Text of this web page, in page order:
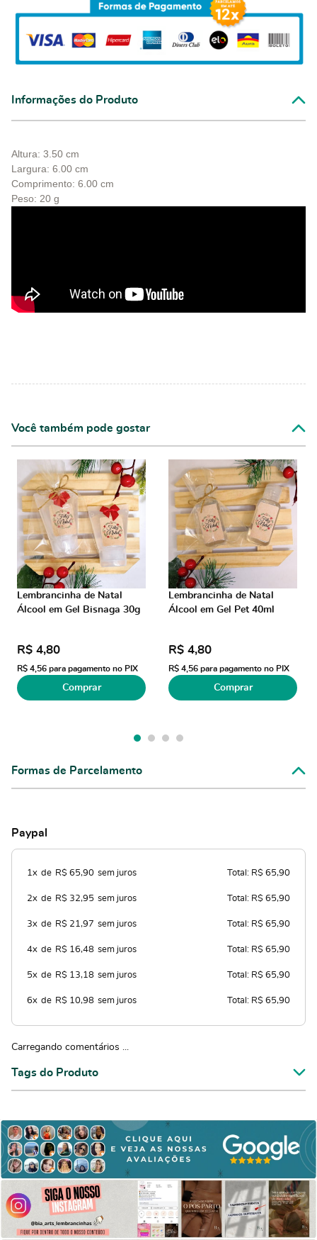
Informações do Produto
Altura: 3.50 cm
Largura: 6.00 cm
Comprimento: 6.00 cm
Peso: 20 g
Você também pode gostar
Lembrancinha de Natal
Álcool em Gel Bisnaga 30g
R$ 4,80
R$ 4,56 para pagamento no PIX
Comprar
Lembrancinha de Natal
Álcool em Gel Pet 40ml
R$ 4,80
R$ 4,56 para pagamento no PIX
Comprar
Formas de Parcelamento
Paypal
1x de R$ 65,90 sem juros Total: R$ 65,90
2x de R$ 32,95 sem juros Total: R$ 65,90
3x de R$ 21,97 sem juros Total: R$ 65,90
4x de R$ 16,48 sem juros Total: R$ 65,90
5x de R$ 13,18 sem juros Total: R$ 65,90
6x de R$ 10,98 sem juros Total: R$ 65,90
Carregando comentários ...
Tags do Produto